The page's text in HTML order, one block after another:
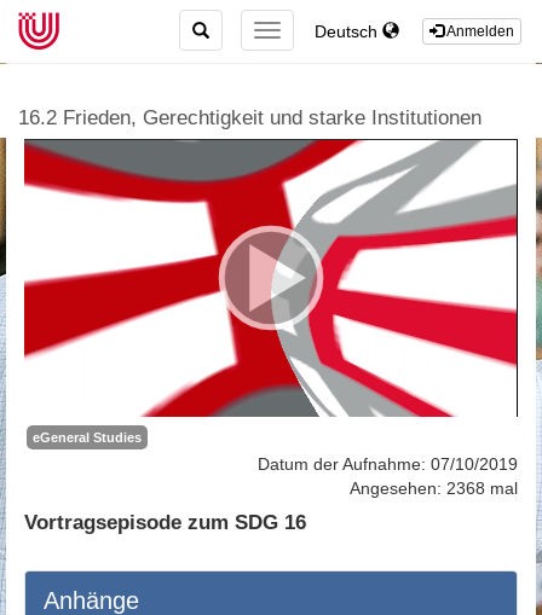
Anmelden
Deutsch
TOGGLE
NAVIGATION
TOGGLE
SEARCH
16.2 Frieden, Gerechtigkeit und starke Institutionen
eGeneral Studies
Datum der Aufnahme: 07/10/2019
Angesehen: 2368 mal
Vortragsepisode zum SDG 16
Anhänge